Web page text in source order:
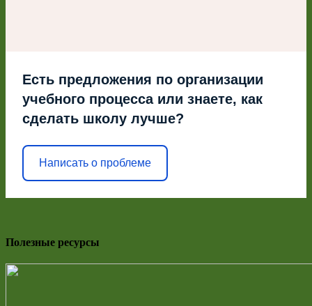
Есть предложения по организации
учебного процесса или знаете, как
сделать школу лучше?
Написать о проблеме
Полезные ресурсы